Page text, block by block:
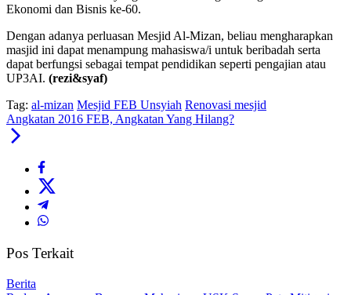
Ekonomi dan Bisnis ke-60.
Dengan adanya perluasan Mesjid Al-Mizan, beliau mengharapkan
masjid ini dapat menampung mahasiswa/i untuk beribadah serta
dapat berfungsi sebagai tempat pendidikan seperti pengajian atau
UP3AI. (rezi&syaf)
Tag: al-mizan Mesjid FEB Unsyiah Renovasi mesjid
Angkatan 2016 FEB, Angkatan Yang Hilang?
Pos Terkait
Berita